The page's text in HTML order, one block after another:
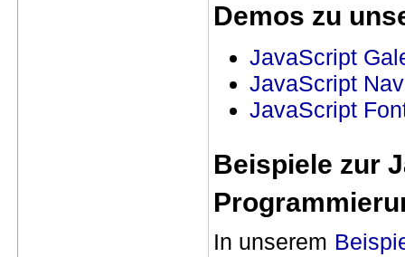
Demos zu
JavaScript
JavaScript
JavaScript
Beispiele zur
In unserem